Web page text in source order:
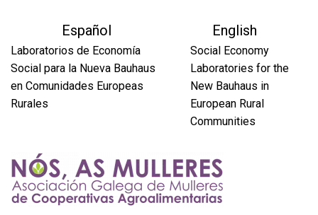
Español English
Laboratorios de Economía
Social para la Nueva Bauhaus
en Comunidades Europeas
Rurales
Social Economy
Laboratories for the
New Bauhaus in
European Rural
Communities